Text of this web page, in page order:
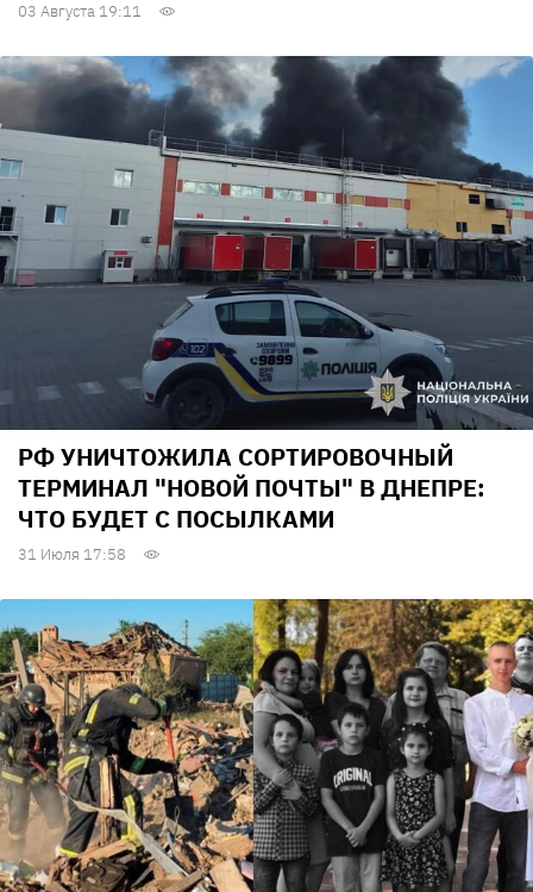
03 Августа 19:11
РФ УНИЧТОЖИЛА СОРТИРОВОЧНЫЙ
ТЕРМИНАЛ "НОВОЙ ПОЧТЫ" В ДНЕПРЕ:
ЧТО БУДЕТ С ПОСЫЛКАМИ
31 Июля 17:58